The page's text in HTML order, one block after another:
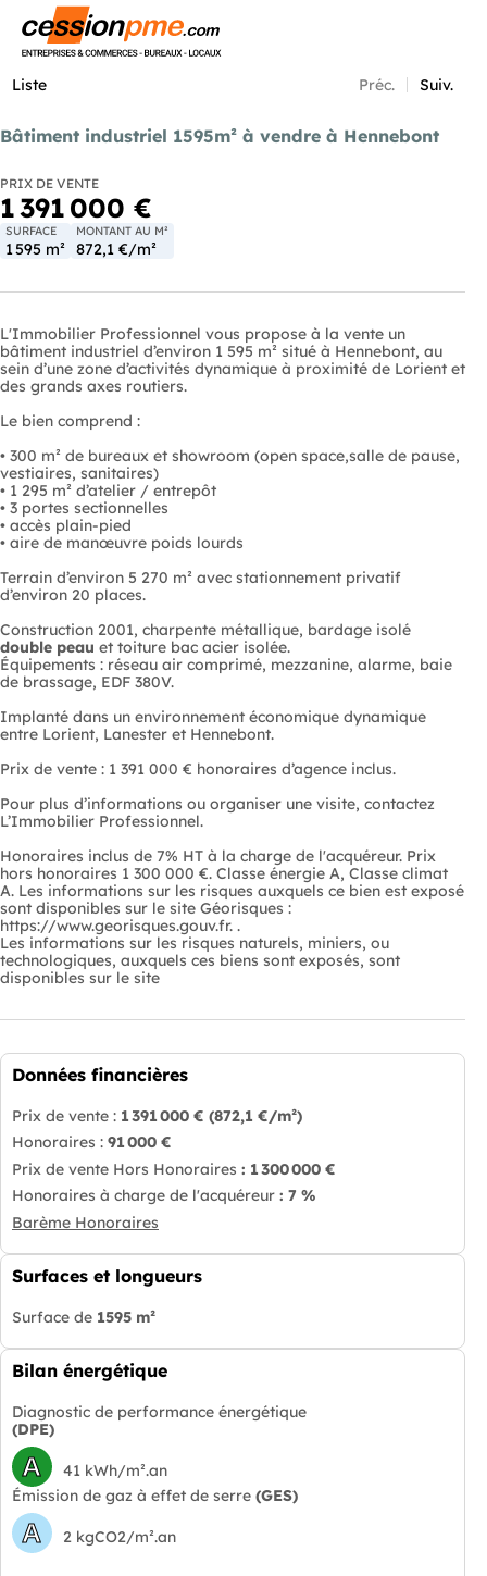
Liste Préc. Suiv.
Bâtiment industriel 1595m² à vendre à Hennebont
PRIX DE VENTE
1 391 000 €
SURFACE
1 595 m²
MONTANT AU M²
872,1 €/m²
L'Immobilier Professionnel vous propose à la vente un
bâtiment industriel d’environ 1 595 m² situé à Hennebont, au
sein d’une zone d’activités dynamique à proximité de Lorient et
des grands axes routiers.
Le bien comprend :
• 300 m² de bureaux et showroom (open space,salle de pause,
vestiaires, sanitaires)
• 1 295 m² d’atelier / entrepôt
• 3 portes sectionnelles
• accès plain-pied
• aire de manœuvre poids lourds
Terrain d’environ 5 270 m² avec stationnement privatif
d’environ 20 places.
Construction 2001, charpente métallique, bardage isolé
double peau et toiture bac acier isolée.
Équipements : réseau air comprimé, mezzanine, alarme, baie
de brassage, EDF 380V.
Implanté dans un environnement économique dynamique
entre Lorient, Lanester et Hennebont.
Prix de vente : 1 391 000 € honoraires d’agence inclus.
Pour plus d’informations ou organiser une visite, contactez
L’Immobilier Professionnel.
Honoraires inclus de 7% HT à la charge de l'acquéreur. Prix
hors honoraires 1 300 000 €. Classe énergie A, Classe climat
A. Les informations sur les risques auxquels ce bien est exposé
sont disponibles sur le site Géorisques :
https://www.georisques.gouv.fr. .
Les informations sur les risques naturels, miniers, ou
technologiques, auxquels ces biens sont exposés, sont
disponibles sur le site
Données financières
Prix de vente : 1 391 000 € (872,1 €/m²)
Honoraires : 91 000 €
Prix de vente Hors Honoraires : 1 300 000 €
Honoraires à charge de l'acquéreur : 7 %
Barème Honoraires
Surfaces et longueurs
Surface de 1595 m²
Bilan énergétique
Diagnostic de performance énergétique
(DPE)
A
41 kWh/m².an
Émission de gaz à effet de serre (GES)
A 2 kgCO2/m².an